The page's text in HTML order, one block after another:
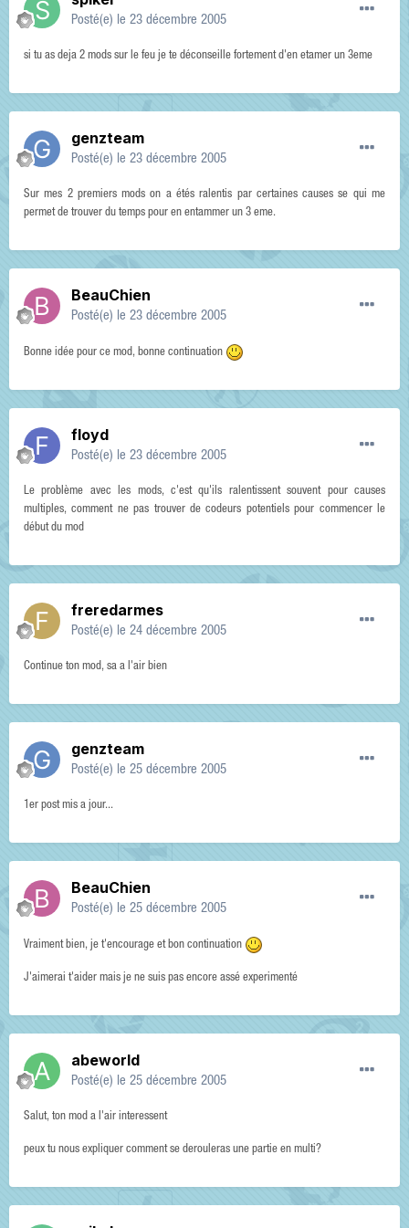
Posté(e) le 23 décembre 2005
si tu as deja 2 mods sur le feu je te déconseille fortement d'en etamer un 3eme
genzteam
Posté(e) le 23 décembre 2005
Sur mes 2 premiers mods on a étés ralentis par certaines causes se qui me
permet de trouver du temps pour en entammer un 3 eme.
BeauChien
Posté(e) le 23 décembre 2005
Bonne idée pour ce mod, bonne continuation
floyd
Posté(e) le 23 décembre 2005
Le problème avec les mods, c'est qu'ils ralentissent souvent pour causes
multiples, comment ne pas trouver de codeurs potentiels pour commencer le
début du mod
freredarmes
Posté(e) le 24 décembre 2005
Continue ton mod, sa a l'air bien
genzteam
Posté(e) le 25 décembre 2005
1er post mis a jour...
BeauChien
Posté(e) le 25 décembre 2005
Vraiment bien, je t'encourage et bon continuation
J'aimerai t'aider mais je ne suis pas encore assé experimenté
abeworld
Posté(e) le 25 décembre 2005
Salut, ton mod a l'air interessent
peux tu nous expliquer comment se derouleras une partie en multi?